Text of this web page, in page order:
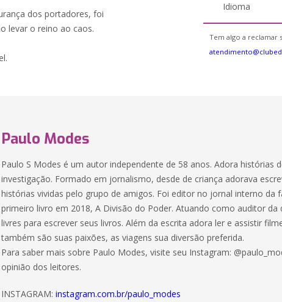
dos portadores, foi
levar o reino ao caos.
Idioma
Tem algo a reclamar
Paulo Modes
Paulo S Modes é um autor independente de 58 anos. Adora histórias
investigação. Formado em jornalismo, desde de criança adorava
histórias vividas pelo grupo de amigos. Foi editor no jornal interno da
primeiro livro em 2018, A Divisão do Poder. Atuando como auditor
livres para escrever seus livros. Além da escrita adora ler e assistir
também são suas paixões, as viagens sua diversão preferida.
Para saber mais sobre Paulo Modes, visite seu Instagram:
opinião dos leitores.
INSTAGRAM:instagram.com.br/paulo_modes